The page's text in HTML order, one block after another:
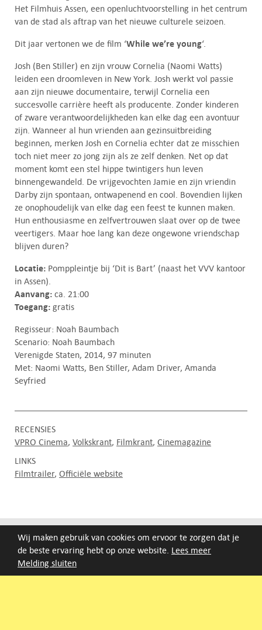
Melding sluiten
Wij maken gebruik van cookies om ervoor te zorgen dat je
de beste ervaring hebt op onze website. Lees meer
Het Filmhuis Assen, een openluchtvoorstelling in het centrum
van de stad als aftrap van het nieuwe culturele seizoen.
Dit jaar vertonen we de film ‘While we’re young‘.
Josh (Ben Stiller) en zijn vrouw Cornelia (Naomi Watts)
leiden een droomleven in New York. Josh werkt vol passie
aan zijn nieuwe documentaire, terwijl Cornelia een
succesvolle carrière heeft als producente. Zonder kinderen
of zware verantwoordelijkheden kan elke dag een avontuur
zijn. Wanneer al hun vrienden aan gezinsuitbreiding
beginnen, merken Josh en Cornelia echter dat ze misschien
toch niet meer zo jong zijn als ze zelf denken. Net op dat
moment komt een stel hippe twintigers hun leven
binnengewandeld. De vrijgevochten Jamie en zijn vriendin
Darby zijn spontaan, ontwapenend en cool. Bovendien lijken
ze onophoudelijk van elke dag een feest te kunnen maken.
Hun enthousiasme en zelfvertrouwen slaat over op de twee
veertigers. Maar hoe lang kan deze ongewone vriendschap
blijven duren?
Locatie: Pomppleintje bij ‘Dit is Bart’ (naast het VVV kantoor
in Assen).
Aanvang: ca. 21:00
Toegang: gratis
Regisseur: Noah Baumbach
Scenario: Noah Baumbach
Verenigde Staten, 2014, 97 minuten
Met: Naomi Watts, Ben Stiller, Adam Driver, Amanda
Seyfried
RECENSIES
VPRO Cinema Volkskrant Filmkrant Cinemagazine
LINKS
Filmtrailer Officiële website
FILMAGENDA
Nieuwe films volgen rond half augustus :)